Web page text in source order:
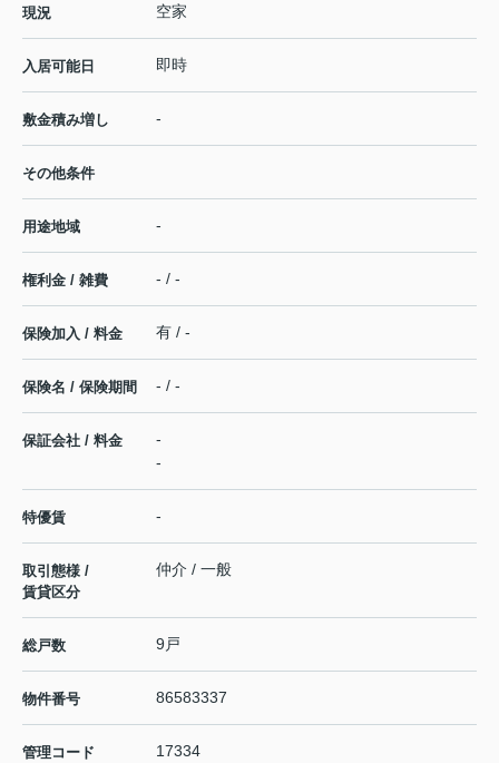
現況 空家
入居可能日 即時
敷金積み増し -
その他条件
用途地域 -
権利金 / 雑費 - / -
保険加入 / 料金 有 / -
保険名 / 保険期間 - / -
保証会社 / 料金
-
-
特優賃 -
取引態様 /
賃貸区分
仲介 / 一般
総戸数 9戸
物件番号 86583337
管理コード 17334